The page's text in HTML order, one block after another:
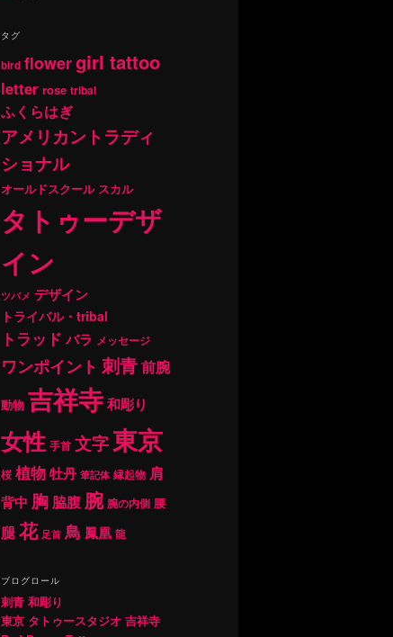
タグ
bird flowergirl tattoo
letter rose tribal
ふくらはぎ
アメリカントラディ
ショナル
オールドスクール スカル
タトゥーデザ
イン
ツバメ デザイン
トライバル・tribal
トラッド バラ メッセージ
ワンポイント 刺青前腕
動物 吉祥寺和彫り
女性 手首 文字東京
桜 植物牡丹 筆記体 縁起物 肩
背中 胸 脇腹 腕 腕の内側 腰
腿花 足首 鳥 鳳凰 龍
ブログロール
刺青 和彫り
東京 タトゥースタジオ 吉祥寺